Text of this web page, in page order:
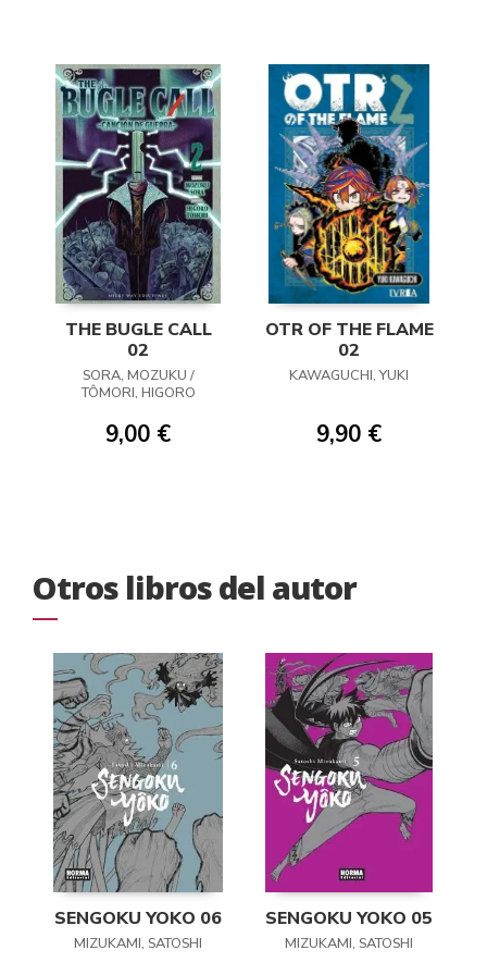
THE BUGLE CALL
02
SORA, MOZUKU /
TÔMORI, HIGORO
9,00 €
OTR OF THE FLAME
02
KAWAGUCHI, YUKI
9,90 €
Otros libros del autor
SENGOKU YOKO 06
MIZUKAMI, SATOSHI
SENGOKU YOKO 05
MIZUKAMI, SATOSHI